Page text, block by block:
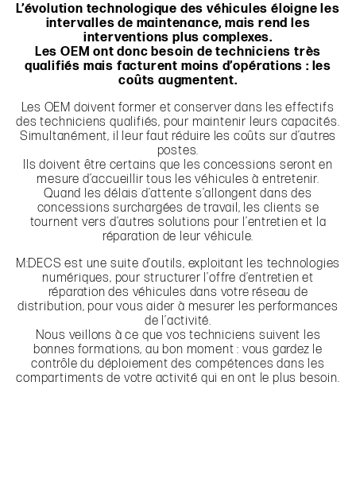
L’évolution technologique des véhicules éloigne les
intervalles de maintenance, mais rend les
interventions plus complexes.
Les OEM ont donc besoin de techniciens très
qualifiés mais facturent moins d’opérations : les
coûts augmentent.
Les OEM doivent former et conserver dans les effectifs
des techniciens qualifiés, pour maintenir leurs capacités.
Simultanément, il leur faut réduire les coûts sur d’autres
postes.
Ils doivent être certains que les concessions seront en
mesure d’accueillir tous les véhicules à entretenir.
Quand les délais d’attente s’allongent dans des
concessions surchargées de travail, les clients se
tournent vers d’autres solutions pour l’entretien et la
réparation de leur véhicule.
M:DECS est une suite d’outils, exploitant les technologies
numériques, pour structurer l’offre d’entretien et
réparation des véhicules dans votre réseau de
distribution, pour vous aider à mesurer les performances
de l’activité.
Nous veillons à ce que vos techniciens suivent les
bonnes formations, au bon moment : vous gardez le
contrôle du déploiement des compétences dans les
compartiments de votre activité qui en ont le plus besoin.